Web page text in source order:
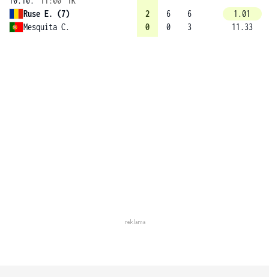
Ruse E. (7)
Mesquita C.
2
0
6
0
6
3
1.01
11.33